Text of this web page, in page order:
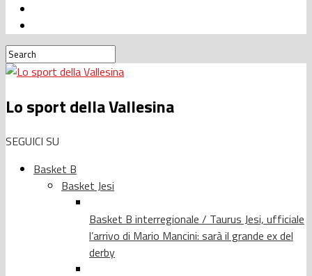
Lo sport della Vallesina
SEGUICI SU
Basket B
Basket Jesi
Basket B interregionale / Taurus Jesi, ufficiale
l’arrivo di Mario Mancini: sarà il grande ex del
derby